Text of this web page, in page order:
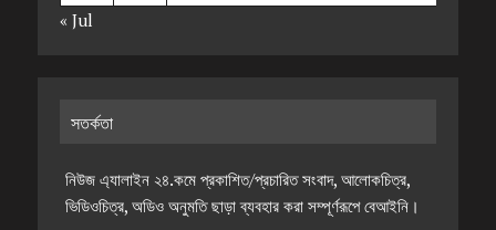
« Jul
সতর্কতা
নিউজ এ্যালাইন ২৪.কমে প্রকাশিত/প্রচারিত সংবাদ, আলোকচিত্র,
ভিডিওচিত্র, অডিও অনুমতি ছাড়া ব্যবহার করা সম্পূর্ণরূপে বেআইনি।